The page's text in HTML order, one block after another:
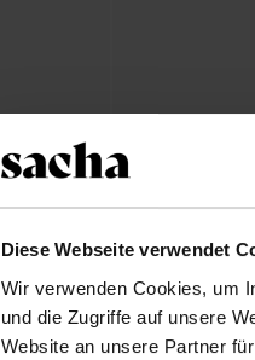
Diese Webseite verwendet
Wir verwenden Cookies, um
und die Zugriffe auf unsere
Website an unsere Partner